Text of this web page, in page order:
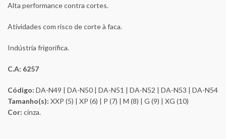
Alta performance contra cortes.
Atividades com risco de corte à faca.
Indústria frigorífica.
C.A: 6257
Código: DA-N49 | DA-N50 | DA-N51 | DA-N52 | DA-N53 | DA-N54
Tamanho(s): XXP (5) | XP (6) | P (7) | M (8) | G (9) | XG (10)
Cor: cinza.